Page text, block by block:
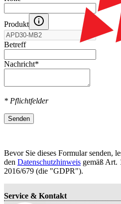
Produkt
Betreff
Nachricht*
* Pflichtfelder
Senden
Bevor Sie dieses Formular senden,
den Datenschutzhinweis gemäß Art.
2016/679 (die "GDPR").
Service & Kontakt